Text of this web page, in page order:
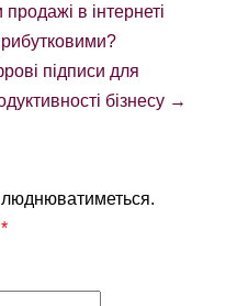
в інтернеті
підписи для
бізнесу →
*